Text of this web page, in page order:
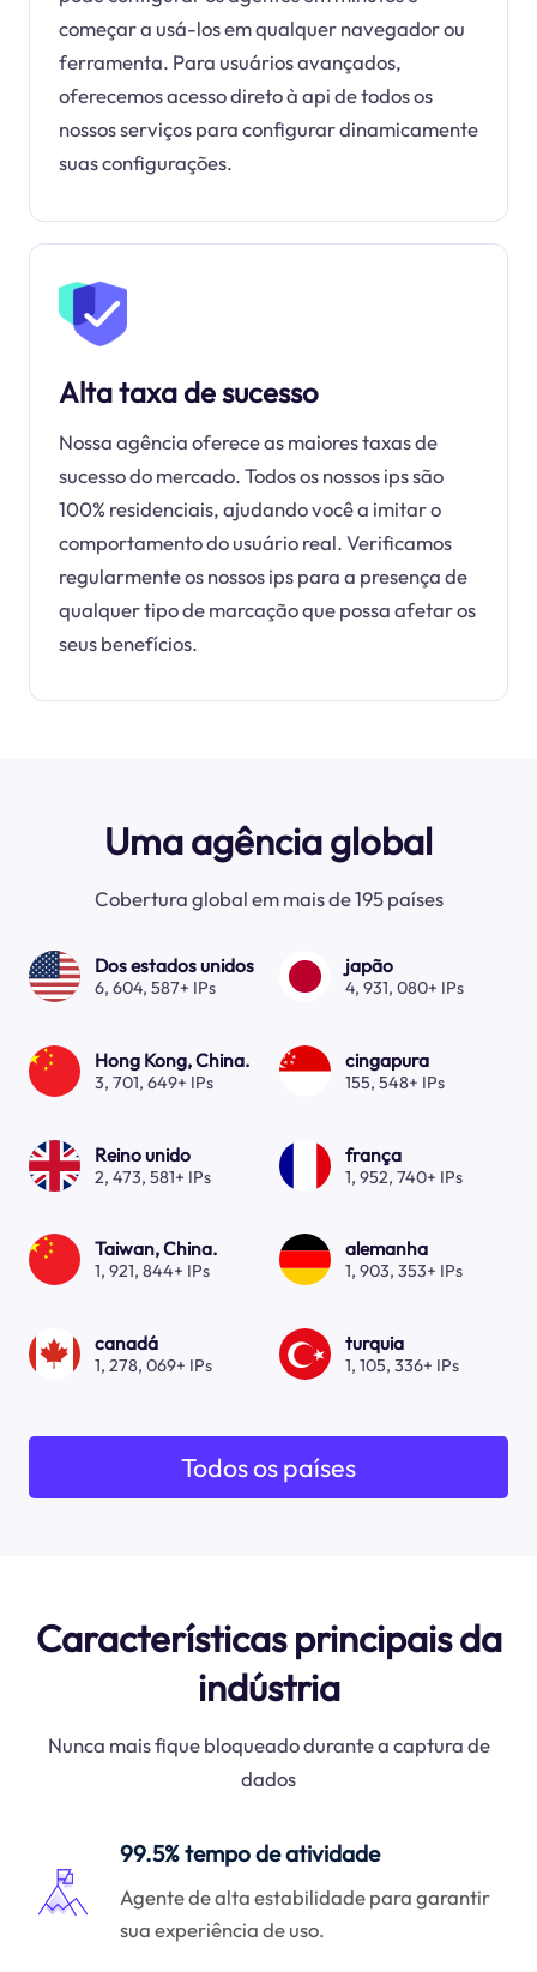
começar a usá-los em qualquer navegador ou
ferramenta. Para usuários avançados,
oferecemos acesso direto à api de todos os
nossos serviços para configurar dinamicamente
suas configurações.
Alta taxa de sucesso
Nossa agência oferece as maiores taxas de
sucesso do mercado. Todos os nossos ips são
100% residenciais, ajudando você a imitar o
comportamento do usuário real. Verificamos
regularmente os nossos ips para a presença de
qualquer tipo de marcação que possa afetar os
seus benefícios.
Uma agência global
Cobertura global em mais de 195 países
Dos estados unidos
6, 604, 587+ IPs
japão
4, 931, 080+ IPs
Hong Kong, China.
3, 701, 649+ IPs
cingapura
155, 548+ IPs
Reino unido
2, 473, 581+ IPs
frança
1, 952, 740+ IPs
Taiwan, China.
1, 921, 844+ IPs
alemanha
1, 903, 353+ IPs
canadá
1, 278, 069+ IPs
turquia
1, 105, 336+ IPs
Todos os países
Características principais da
indústria
Nunca mais fique bloqueado durante a captura de
dados
99.5% tempo de atividade
Agente de alta estabilidade para garantir
sua experiência de uso.